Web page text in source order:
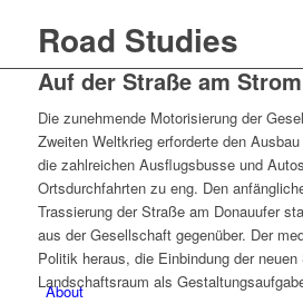
About
Road Studies
Auf der Straße am Strom
Die zunehmende Motorisierung der
Zweiten Weltkrieg erforderte den
die zahl­reichen Ausflugsbusse und
Ortsdurchfahrten zu eng. Den
Trassierung der Straße am Donauufer
aus der Gesellschaft gegen­über. Der
Politik heraus, die Ein­bindung der
Landschaftsraum als